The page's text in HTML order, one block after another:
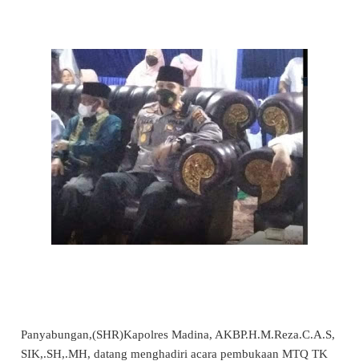
Panyabungan,(SHR)Kapolres Madina, AKBP.H.M.Reza.C.A.S,
SIK,.SH,.MH, datang menghadiri acara pembukaan MTQ TK